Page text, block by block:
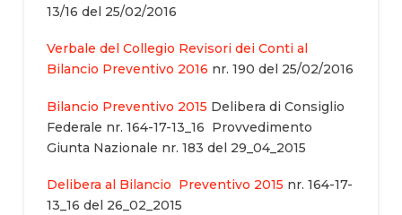
13/16 del 25/02/2016
Verbale del Collegio Revisori dei Conti al
Bilancio Preventivo 2016 nr. 190 del 25/02/2016
Bilancio Preventivo 2015 Delibera di Consiglio
Federale nr. 164-17-13_16 Provvedimento
Giunta Nazionale nr. 183 del 29_04_2015
Delibera al Bilancio Preventivo 2015 nr. 164-17-
13_16 del 26_02_2015